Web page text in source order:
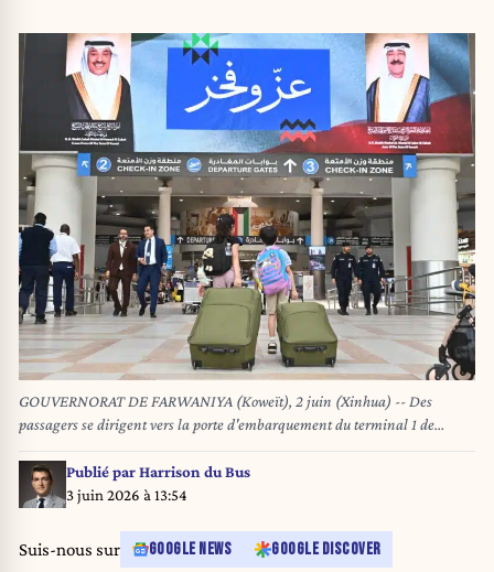
GOUVERNORAT DE FARWANIYA (Koweït), 2 juin (Xinhua) -- Des
passagers se dirigent vers la porte d'embarquement du terminal 1 de
l'aéroport international de Koweït, dans le gouvernorat de Farwaniya, au
Koweït, le 1er juin 2026. L'aéroport international de Koweït a repris ses
activités lundi, accueillant et assurant le trafic des compagnies aériennes
progressive à la suite de l'achèvement des travaux de réparation et de
Publié parHarrison du Bus
3 juin 2026 à 13:54
Suis-nous sur GOOGLE NEWS GOOGLE DISCOVER